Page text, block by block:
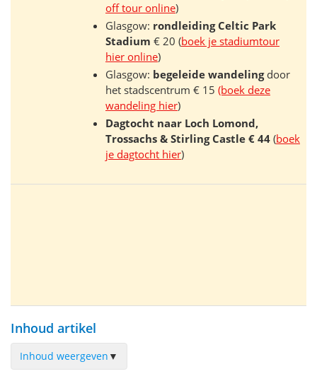
off tour online)
Glasgow: rondleiding Celtic Park
Stadium € 20 (boek je stadiumtour
hier online)
Glasgow: begeleide wandelingdoor
het stadscentrum € 15 (boek deze
wandeling hier)
Dagtocht naar Loch Lomond,
Trossachs & Stirling Castle € 44 (boek
je dagtocht hier)
Inhoud artikel
Inhoud weergeven ▼